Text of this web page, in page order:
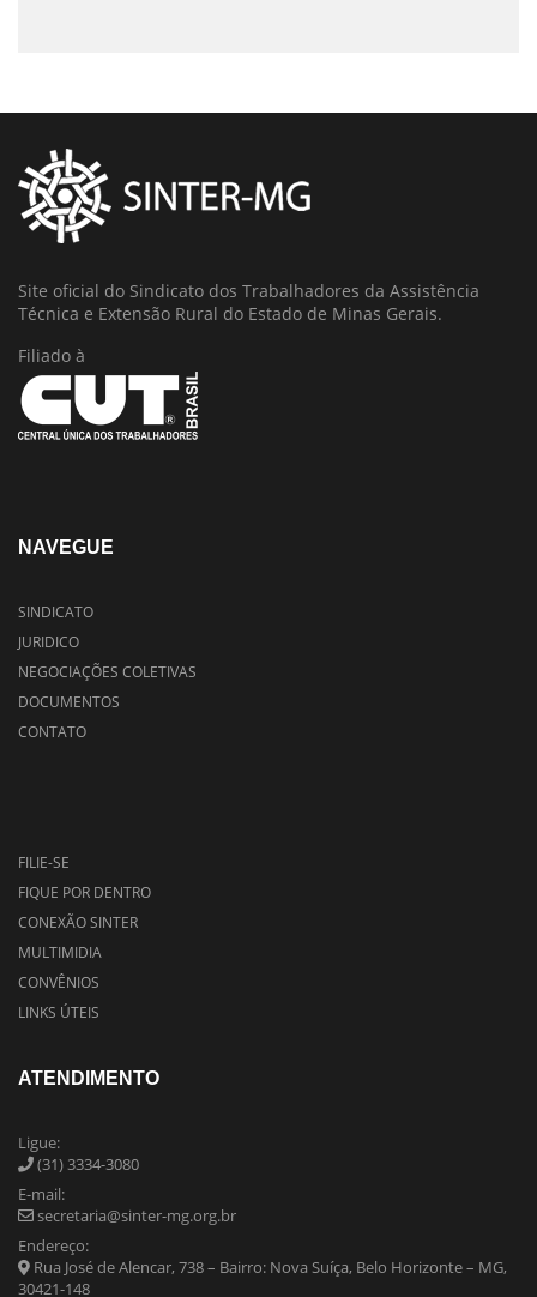
Site oficial do Sindicato dos Trabalhadores da Assistência
Técnica e Extensão Rural do Estado de Minas Gerais.
Filiado à
NAVEGUE
SINDICATO
JURIDICO
NEGOCIAÇÕES COLETIVAS
DOCUMENTOS
CONTATO
FILIE-SE
FIQUE POR DENTRO
CONEXÃO SINTER
MULTIMIDIA
CONVÊNIOS
LINKS ÚTEIS
ATENDIMENTO
Ligue:
(31) 3334-3080
E-mail:
secretaria@sinter-mg.org.br
Endereço:
Rua José de Alencar, 738 – Bairro: Nova Suíça, Belo Horizonte – MG,
30421-148